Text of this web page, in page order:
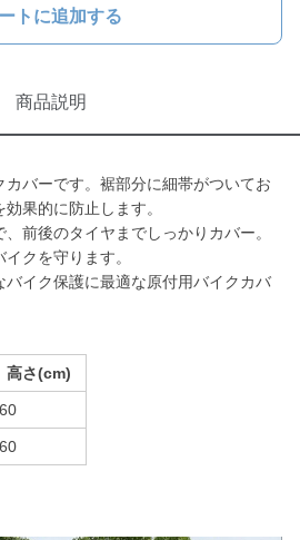
トに追加する
商品説明
カバーです。裾部分に細帯がついてお
果的に防止します。
前後のタイヤまでしっかりカバー。
クを守ります。
イク保護に最適な原付用バイクカバ
高さ(cm)
60
60